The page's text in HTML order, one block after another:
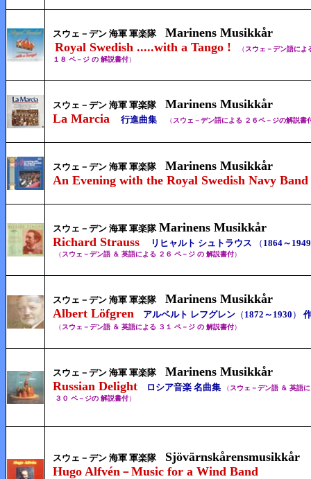
スウェ－デン 海軍 軍楽隊 Marinens Musikkår
Royal Swedish .....with a Tango !
（スウェ－デン語によ
１８ ペ－ジ の 解説書付）
スウェ－デン 海軍 軍楽隊 Marinens Musikkår
La Marcia
行進曲集 （スウェ－デン語による ２６ペ－ジの解説書
スウェ－デン 海軍 軍楽隊 Marinens Musikkår
An Evening with the Royal Swedish Navy Band
スウェ－デン 海軍 軍楽隊 Marinens Musikkår
Richard Strauss
リヒャルト シュトラウス （ 1864～1949
（スウェ－デン語 ＆ 英語による ２６ ペ－ジ の 解説書付）
スウェ－デン 海軍 軍楽隊 Marinens Musikkår
Albert Löfgren
アルベルト レフグレン （ 1872～1930 ）
（スウェ－デン語 ＆ 英語による ３１ ペ－ジ の 解説書付）
スウェ－デン 海軍 軍楽隊 Marinens Musikkår
Russian Delight
ロシア音楽 名曲集 （スウェ－デン語 ＆ 英語
３０ ペ－ジの 解説書付）
スウェ－デン 海軍 軍楽隊 Sjövärnskårensmusikkår
Hugo Alfvén －Music for a Wind Band